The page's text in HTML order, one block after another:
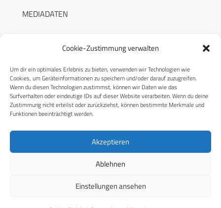
Cookie-Zustimmung verwalten
Um dir ein optimales Erlebnis zu bieten, verwenden wir Technologien wie
Cookies, um Geräteinformationen zu speichern und/oder darauf zuzugreifen.
Wenn du diesen Technologien zustimmst, können wir Daten wie das
Surfverhalten oder eindeutige IDs auf dieser Website verarbeiten. Wenn du deine
Zustimmung nicht erteilst oder zurückziehst, können bestimmte Merkmale und
Funktionen beeinträchtigt werden.
Akzeptieren
Ablehnen
Einstellungen ansehen
MEDIADATEN
RECHTLICHES
Datenschutzerklärung
Cookie-Richtlinie (EU)